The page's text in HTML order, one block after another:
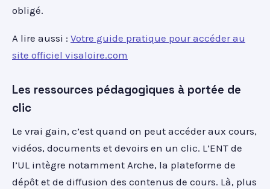
obligé.
A lire aussi : Votre guide pratique pour accéder au
site officiel visaloire.com
Les ressources pédagogiques à portée de
clic
Le vrai gain, c’est quand on peut accéder aux cours,
vidéos, documents et devoirs en un clic. L’ENT de
l’UL intègre notamment Arche, la plateforme de
dépôt et de diffusion des contenus de cours. Là, plus